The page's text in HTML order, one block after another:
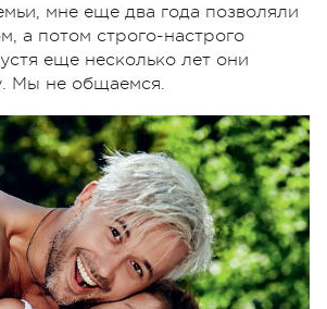
мне еще два года позволяли
а потом строго-настрого
еще несколько лет они
Мы не общаемся.